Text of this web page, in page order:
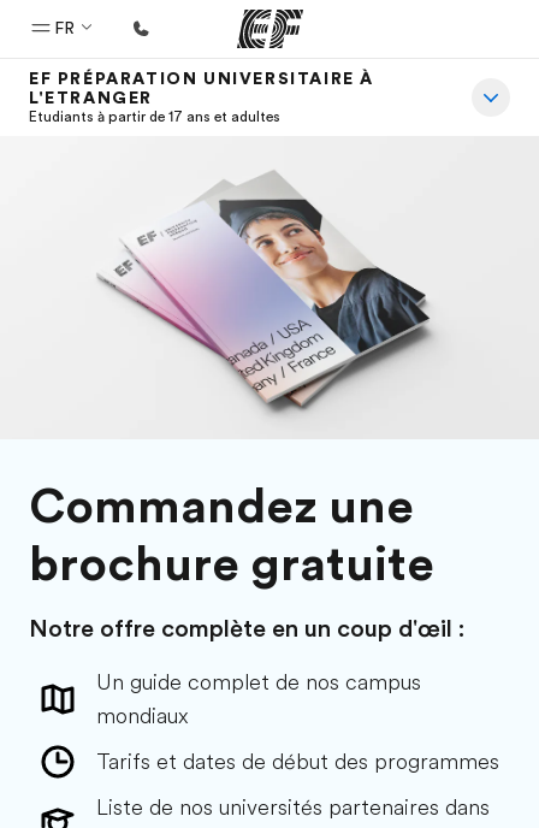
FR
Accueil
Rejoignez nos équipes
EF PRÉPARATION UNIVERSITAIRE À
L'ETRANGER
Etudiants à partir de 17 ans et adultes
Commandez une
brochure gratuite
Notre offre complète en un coup d'œil :
Un guide complet de nos campus
mondiaux
Tarifs et dates de début des programmes
Liste de nos universités partenaires dans